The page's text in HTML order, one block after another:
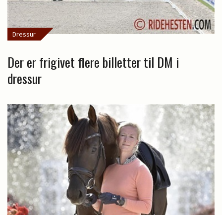
Dressur
Der er frigivet flere billetter til DM i
dressur